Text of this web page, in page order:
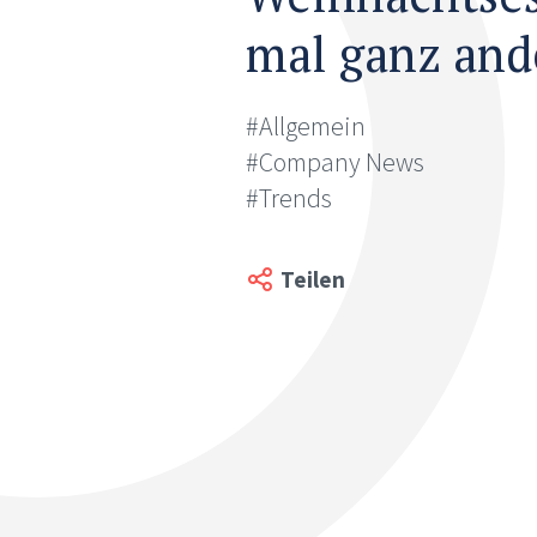
mal ganz
#Allgemein
#Company News
#Trends
Teilen